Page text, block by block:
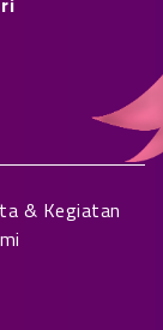
& Kegiatan